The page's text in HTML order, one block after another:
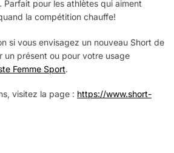
Parfait pour les athlètes qui aiment
la compétition chauffe!
si vous envisagez un nouveau Short de
un présent ou pour votre usage
Femme Sport.
visitez la page : https://www.short-